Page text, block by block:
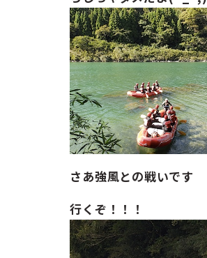
さあ強風との戦いです
行くぞ！！！